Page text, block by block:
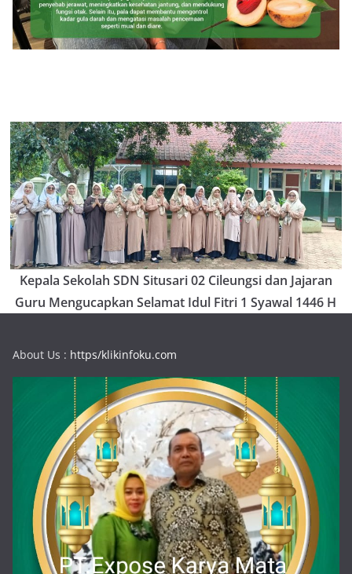
Kepala Sekolah SDN Situsari 02 Cileungsi dan Jajaran
Guru Mengucapkan Selamat Idul Fitri 1 Syawal 1446 H
About Us : https/klikinfoku.com